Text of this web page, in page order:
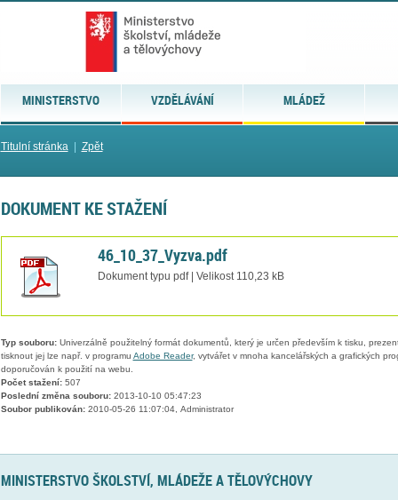
MINISTERSTVO VZDĚLÁVÁNÍ MLÁDEŽ
Titulní stránka| Zpět
DOKUMENT KE STAŽENÍ
46_10_37_Vyzva.pdf
Dokument typu pdf | Velikost 110,23 kB
Typ souboru:Univerzálně použitelný formát dokumentů, který je určen především k tisku,
tisknout jej lze např. v programu Adobe Reader, vytvářet v mnoha kancelářských a grafických
doporučován k použití na webu.
Počet stažení:507
Poslední změna souboru:2013-10-10 05:47:23
Soubor publikován:2010-05-26 11:07:04, Administrator
MINISTERSTVO ŠKOLSTVÍ, MLÁDEŽE A TĚLOVÝCHOVY